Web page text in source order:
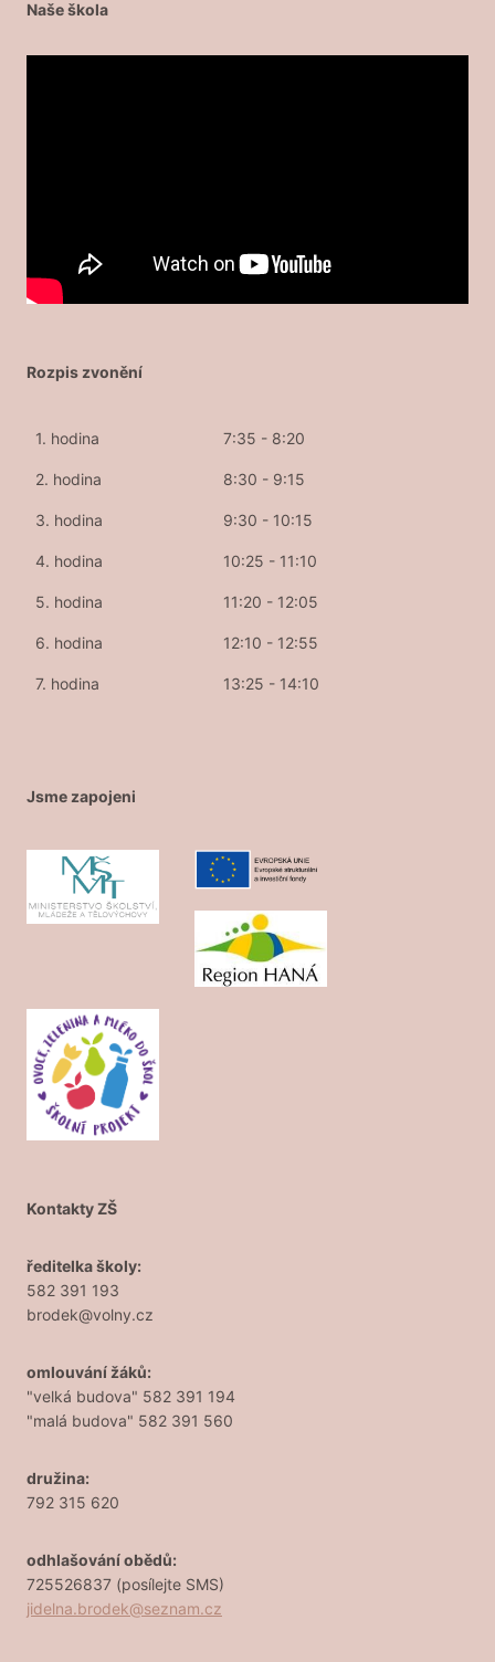
Naše škola
Rozpis zvonění
1. hodina 7:35 - 8:20
2. hodina 8:30 - 9:15
3. hodina 9:30 - 10:15
4. hodina 10:25 - 11:10
5. hodina 11:20 - 12:05
6. hodina 12:10 - 12:55
7. hodina 13:25 - 14:10
Jsme zapojeni
Kontakty ZŠ
ředitelka školy:
582 391 193
brodek@volny.cz
omlouvání žáků:
"velká budova" 582 391 194
"malá budova" 582 391 560
družina:
792 315 620
odhlašování obědů:
725526837 (posílejte SMS)
jidelna.brodek@seznam.cz